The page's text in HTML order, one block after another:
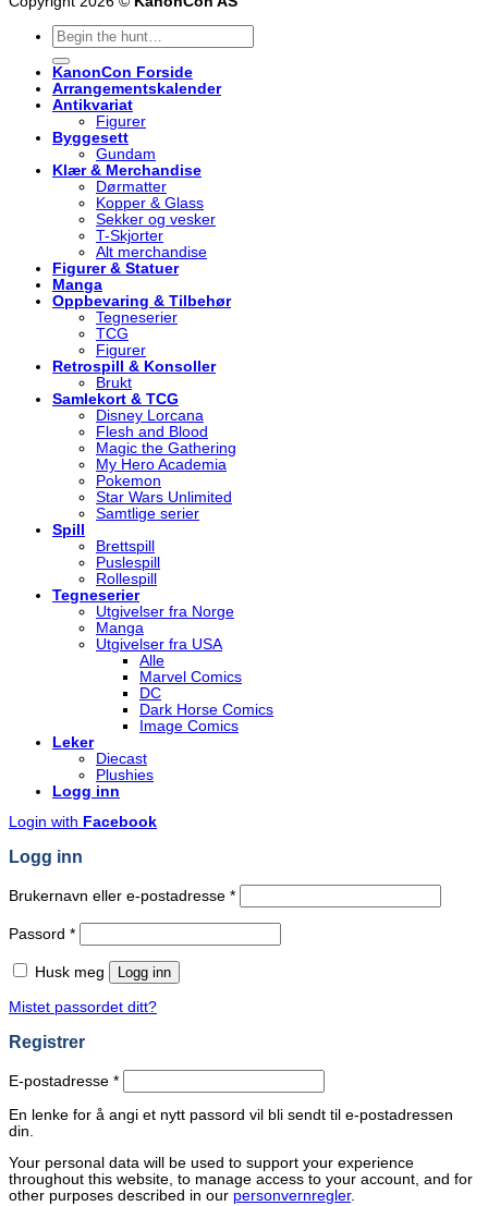
Søk
etter:
KanonCon Forside
Arrangementskalender
Antikvariat
Figurer
Byggesett
Gundam
Klær & Merchandise
Dørmatter
Kopper & Glass
Sekker og vesker
T-Skjorter
Alt merchandise
Figurer & Statuer
Manga
Oppbevaring & Tilbehør
Tegneserier
TCG
Figurer
Retrospill & Konsoller
Brukt
Samlekort & TCG
Disney Lorcana
Flesh and Blood
Magic the Gathering
My Hero Academia
Pokemon
Star Wars Unlimited
Samtlige serier
Spill
Brettspill
Puslespill
Rollespill
Tegneserier
Utgivelser fra Norge
Manga
Utgivelser fra USA
Alle
Marvel Comics
DC
Dark Horse Comics
Image Comics
Leker
Diecast
Plushies
Logg inn
Login with Facebook
Logg inn
Brukernavn eller e-postadresse *Påkrevd
Passord *Påkrevd
Husk meg Logg inn
Mistet passordet ditt?
Registrer
E-postadresse *Påkrevd
En lenke for å angi et nytt passord vil bli sendt til e-postadressen
din.
Your personal data will be used to support your experience
throughout this website, to manage access to your account, and for
other purposes described in our personvernregler.